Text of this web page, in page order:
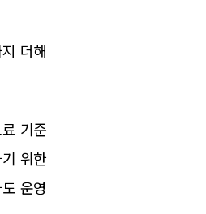
더해
기준
위한
운영